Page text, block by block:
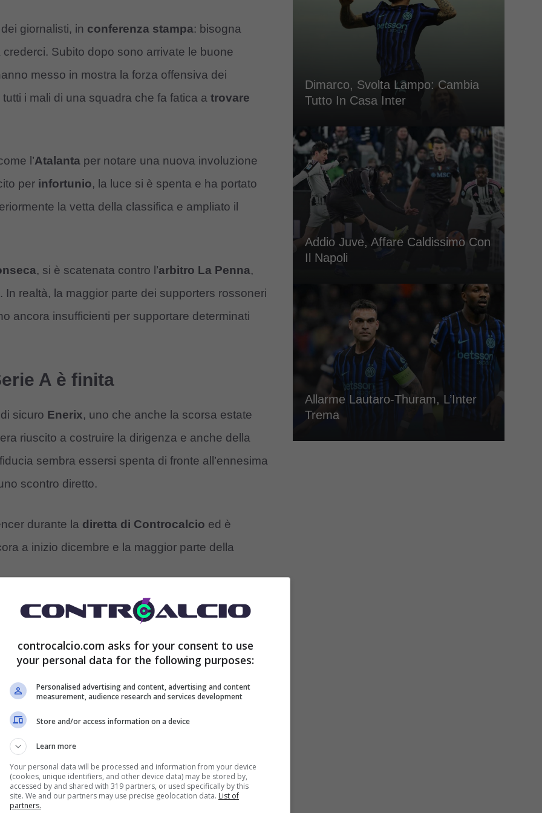
giornalisti, in conferenza stampa: bisogna
Subito dopo sono arrivate le buone
messo in mostra la forza offensiva dei
i mali di una squadra che fa fatica a trovare
l’Atalanta per notare una nuova involuzione
per infortunio, la luce si è spenta e ha portato
la vetta della classifica e ampliato il
, si è scatenata contro l’arbitro La Penna,
. In realtà, la maggior parte dei supporters rossoneri
ancora insufficienti per supportare determinati
A è finita
sicuro Enerix, uno che anche la scorsa estate
riuscito a costruire la dirigenza e anche della
sembra essersi spenta di fronte all’ennesima
scontro diretto.
durante la diretta di Controcalcio ed è
a inizio dicembre e la maggior parte della
Dimarco, Svolta Lampo: Cambia
Tutto In Casa Inter
Addio Juve, Affare Caldissimo Con
Il Napoli
Allarme Lautaro-Thuram, L’Inter
Trema
controcalcio.com asks for your consent to use
your personal data for the following purposes:
Personalised advertising and content, advertising and content
measurement, audience research and services development
Store and/or access information on a device
Learn more
Your personal data will be processed and information from your device
(cookies, unique identifiers, and other device data) may be stored by,
accessed by and shared with 319 partners, or used specifically by this
site. We and our partners may use precise geolocation data. List of
partners.